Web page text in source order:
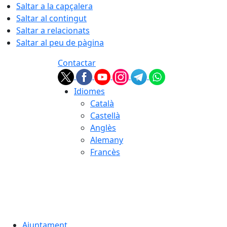
Saltar a la capçalera
Saltar al contingut
Saltar a relacionats
Saltar al peu de pàgina
Contactar
Idiomes
Català
Castellà
Anglès
Alemany
Francès